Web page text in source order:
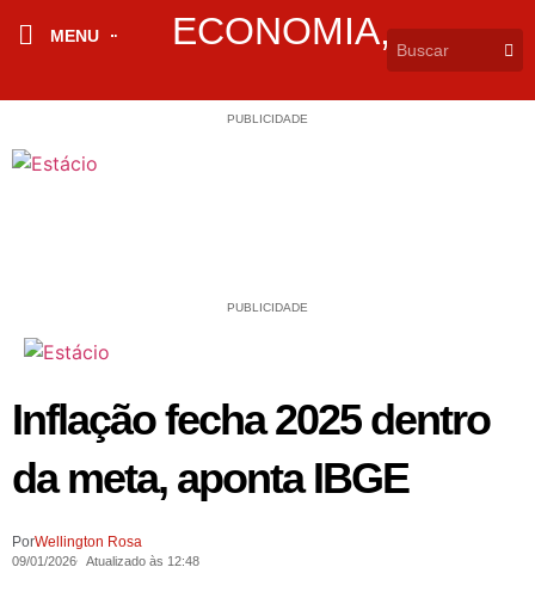
MENU ECONOMIA,
PUBLICIDADE
PUBLICIDADE
Inflação fecha 2025 dentro
da meta, aponta IBGE
PorWellington Rosa
09/01/2026 Atualizado às 12:48